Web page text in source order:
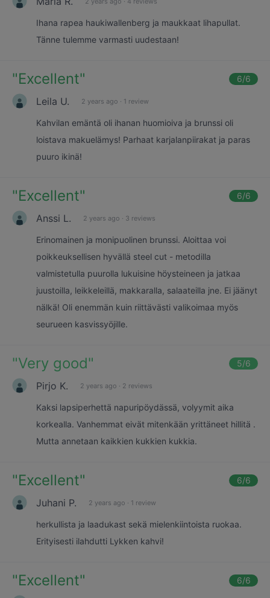
Ihana rapea haukiwallenberg ja maukkaat lihapullat.
Tänne tulemme varmasti uudestaan!
"Excellent" 6/6
Leila U. 2 years ago · 1 review
Kahvilan emäntä oli ihanan huomioiva ja brunssi oli
loistava makuelämys! Parhaat karjalanpiirakat ja paras
puuro ikinä!
"Excellent" 6/6
Anssi L. 2 years ago · 3 reviews
Erinomainen ja monipuolinen brunssi. Aloittaa voi
poikkeuksellisen hyvällä steel cut - metodilla
valmistetulla puurolla lukuisine höysteineen ja jatkaa
juustoilla, leikkeleillä, makkaralla, salaateilla jne. Ei jäänyt
nälkä! Oli enemmän kuin riittävästi valikoimaa myös
seurueen kasvissyöjille.
"Very good" 5/6
Pirjo K. 2 years ago · 2 reviews
Kaksi lapsiperhettä napuripöydässä, volyymit aika
korkealla. Vanhemmat eivät mitenkään yrittäneet hillitä .
Mutta annetaan kaikkien kukkien kukkia.
"Excellent" 6/6
Juhani P. 2 years ago · 1 review
herkullista ja laadukast sekä mielenkiintoista ruokaa.
Erityisesti ilahdutti Lykken kahvi!
"Excellent" 6/6